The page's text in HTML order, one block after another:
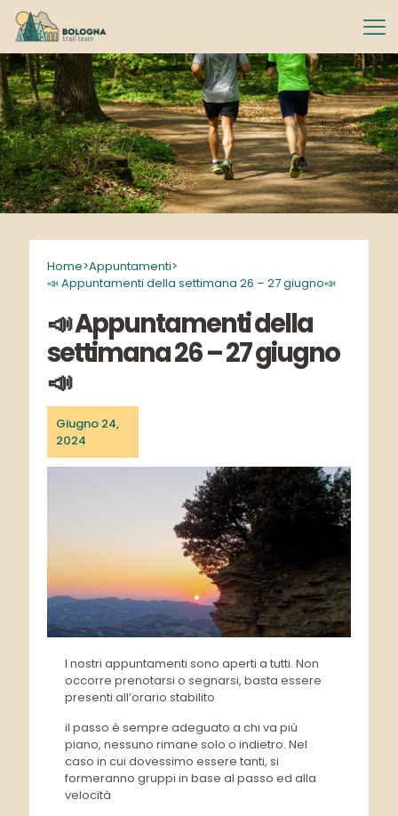
Home>Appuntamenti>
📣 Appuntamenti della settimana 26 – 27 giugno📣
📣 Appuntamenti della
settimana 26 – 27 giugno
📣
Giugno 24,
2024
I nostri appuntamenti sono aperti a tutti. Non
occorre prenotarsi o segnarsi, basta essere
presenti all’orario stabilito
il passo è sempre adeguato a chi va più
piano, nessuno rimane solo o indietro. Nel
caso in cui dovessimo essere tanti, si
formeranno gruppi in base al passo ed alla
velocità